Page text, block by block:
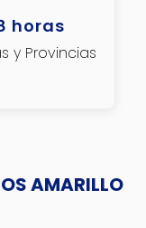
horas
y Provincias
AMARILLO